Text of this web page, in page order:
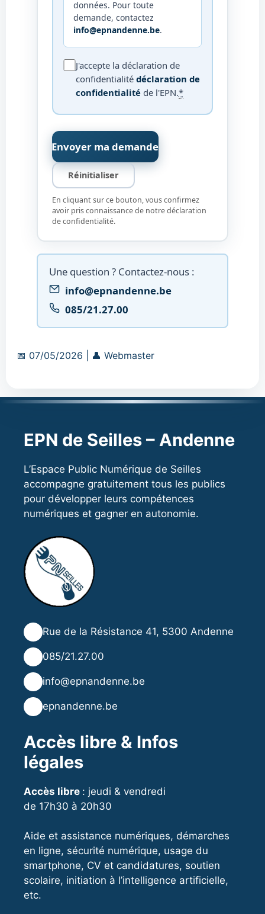
données. Pour toute
demande, contactez
info@epnandenne.be.
J'accepte la déclaration de
confidentialité déclaration de
confidentialité(ouvre dans un nouvel
de l'EPN.*
Envoyer ma demande
Réinitialiser
En cliquant sur ce bouton, vous confirmez
avoir pris connaissance de notre déclaration
de confidentialité.
Une question ? Contactez-nous :
info@epnandenne.be
085/21.27.00
📅 Date
07/05/2026 👤 Auteur
Webmaster
EPN de Seilles – Andenne
L’Espace Public Numérique de Seilles
accompagne gratuitement tous les publics
pour développer leurs compétences
numériques et gagner en autonomie.
Rue de la Résistance 41, 5300 Andenne
085/21.27.00
info@epnandenne.be
epnandenne.be
Accès libre & Infos
légales
Accès libre : jeudi & vendredi
de 17h30 à 20h30
Aide et assistance numériques, démarches
en ligne, sécurité numérique, usage du
smartphone, CV et candidatures, soutien
scolaire, initiation à l’intelligence artificielle,
etc.